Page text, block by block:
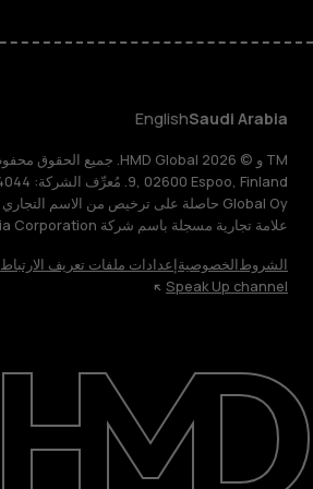
حول
الدعم
Saudi Arabia
English
Saudi Arabia
English
علامة تجارية مسجلة باسم شركة Nokia Corporation.
الشروطالخصوصيةإعدادات ملفات تعريف الارتباط
Speak Up channel